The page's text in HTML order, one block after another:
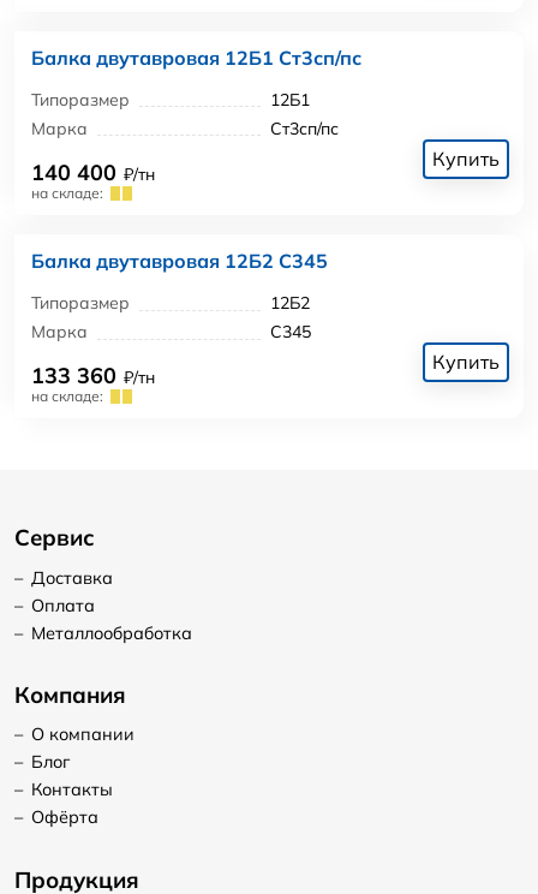
Балка двутавровая 12Б1 Ст3сп/пс
Типоразмер
12Б1
Марка
Ст3сп/пс
140 400 ₽/тн
на складе:
Купить
Балка двутавровая 12Б2 С345
Типоразмер
12Б2
Марка
С345
133 360 ₽/тн
на складе:
Купить
Сервис
– Доставка
– Оплата
– Металлообработка
Компания
– О компании
– Блог
– Контакты
– Офёрта
Продукция